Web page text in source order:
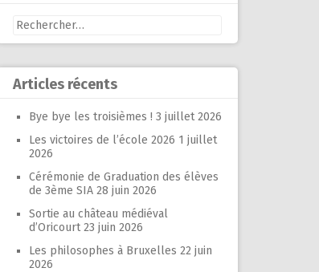
Rechercher :
Articles récents
Bye bye les troisièmes ! 3 juillet 2026
Les victoires de l’école 2026 1 juillet
2026
Cérémonie de Graduation des élèves
de 3ème SIA 28 juin 2026
Sortie au château médiéval
d’Oricourt 23 juin 2026
Les philosophes à Bruxelles 22 juin
2026